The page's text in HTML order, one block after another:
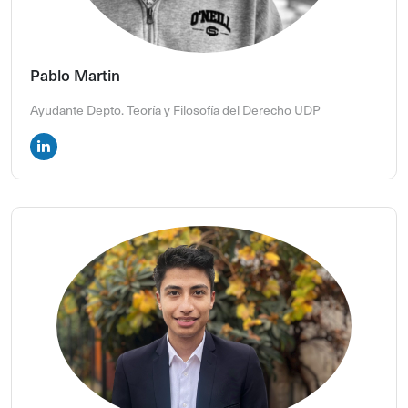
Pablo Martin
Ayudante Depto. Teoría y Filosofía del Derecho UDP